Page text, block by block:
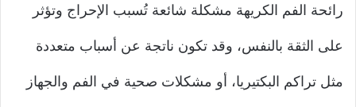
رائحة الفم الكريهة مشكلة شائعة تُسبب الإحراج وتؤثر
على الثقة بالنفس، وقد تكون ناتجة عن أسباب متعددة
مثل تراكم البكتيريا، أو مشكلات صحية في الفم والجهاز